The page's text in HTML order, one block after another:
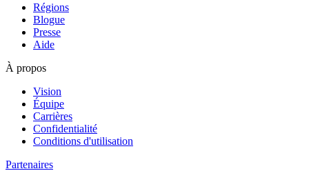
Régions
Blogue
Presse
Aide
À propos
Vision
Équipe
Carrières
Confidentialité
Conditions d'utilisation
Partenaires